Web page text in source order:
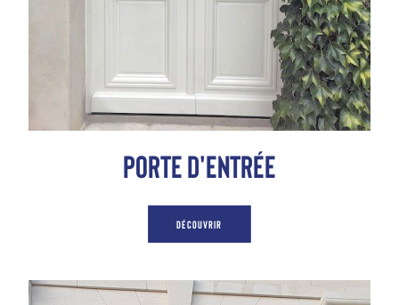
porte d'entrée
DÉCOUVRIR